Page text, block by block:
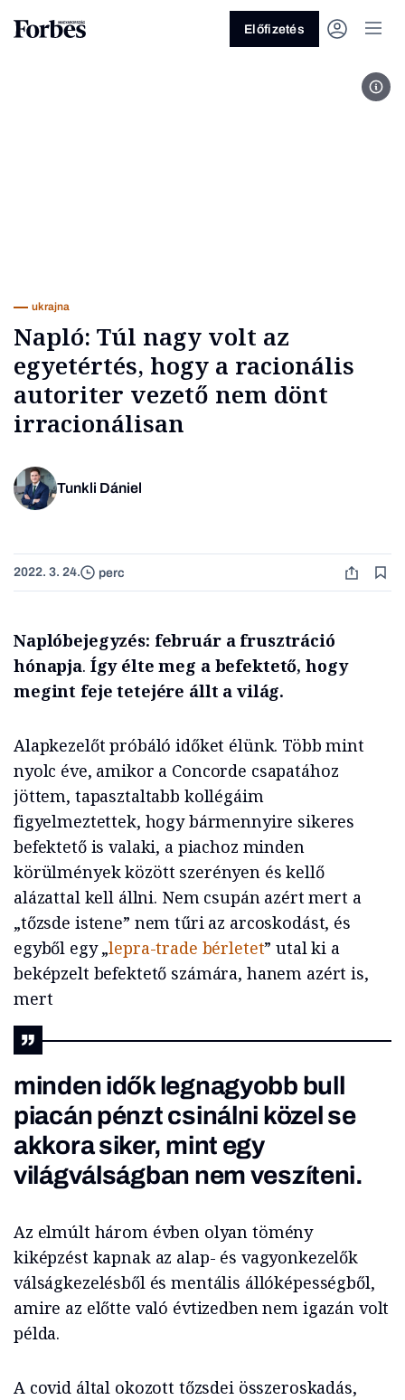
Előfizetés
ukrajna
Napló: Túl nagy volt az
egyetértés, hogy a racionális
autoriter vezető nem dönt
irracionálisan
Tunkli Dániel
2022. 3. 24. perc
Naplóbejegyzés: február a frusztráció
hónapja. Így élte meg a befektető, hogy
megint feje tetejére állt a világ.
Alapkezelőt próbáló időket élünk. Több mint
nyolc éve, amikor a Concorde csapatához
jöttem, tapasztaltabb kollégáim
figyelmeztettek, hogy bármennyire sikeres
befektető is valaki, a piachoz minden
körülmények között szerényen és kellő
alázattal kell állni. Nem csupán azért mert a
„tőzsde istene” nem tűri az arcoskodást, és
egyből egy „lepra-trade bérletet” utal ki a
beképzelt befektető számára, hanem azért is,
mert
minden idők legnagyobb bull
piacán pénzt csinálni közel se
akkora siker, mint egy
világválságban nem veszíteni.
Az elmúlt három évben olyan tömény
kiképzést kapnak az alap- és vagyonkezelők
válságkezelésből és mentális állóképességből,
amire az előtte való évtizedben nem igazán volt
példa.
A covid által okozott tőzsdei összeroskadás,